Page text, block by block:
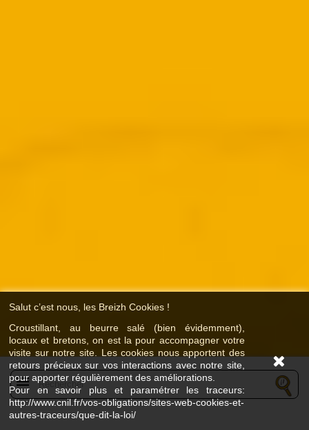
menu
Salut c’est nous, les Breizh Cookies !
Croustillant, au beurre salé (bien évidemment),
locaux et bretons, on est la pour accompagner votre
visite sur notre site. Les cookies nous apportent des
retours précieux sur vos interactions avec notre site,
pour apporter régulièrement des améliorations.
Pour en savoir plus et paramétrer les traceurs:
http://www.cnil.fr/vos-obligations/sites-web-cookies-et-
autres-traceurs/que-dit-la-loi/